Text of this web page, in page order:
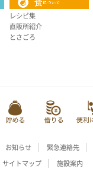
レシピ集
直販所紹介
とさごろ
お知らせ 緊急連絡先
サイトマップ 施設案内